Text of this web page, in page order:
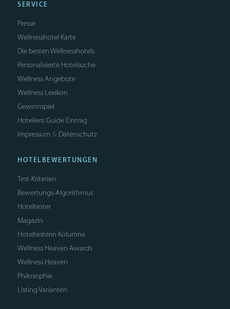
SERVICE
Presse
Wellnesshotel Karte
Die besten Wellnesshotels
Personalisierte Hotelsuche
Wellness Angebote
Wellness Lexikon
Gewinnspiel
Hoteliers: Guide Eintrag
Impressum & Datenschutz
HOTELBEWERTUNGEN
Test-Kriterien
Bewertungs-Algorithmus
Hoteltester
Magazin
Hoteltesterin Kolumne
Wellness Heaven Awards
Wellness Heaven
Philosophie
Listing Varianten